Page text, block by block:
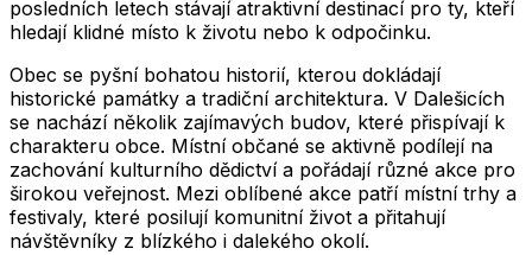
posledních letech stávají atraktivní destinací pro ty, kteří
hledají klidné místo k životu nebo k odpočinku.
Obec se pyšní bohatou historií, kterou dokládají
historické památky a tradiční architektura. V Dalešicích
se nachází několik zajímavých budov, které přispívají k
charakteru obce. Místní občané se aktivně podílejí na
zachování kulturního dědictví a pořádají různé akce pro
širokou veřejnost. Mezi oblíbené akce patří místní trhy a
festivaly, které posilují komunitní život a přitahují
návštěvníky z blízkého i dalekého okolí.